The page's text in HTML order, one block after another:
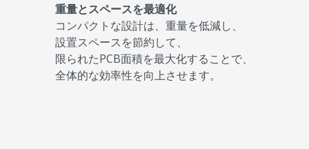
重量とスペースを最適化
コンパクトな設計は、重量を低減し、
設置スペースを節約して、
限られたPCB面積を最大化することで、
全体的な効率性を向上させます。